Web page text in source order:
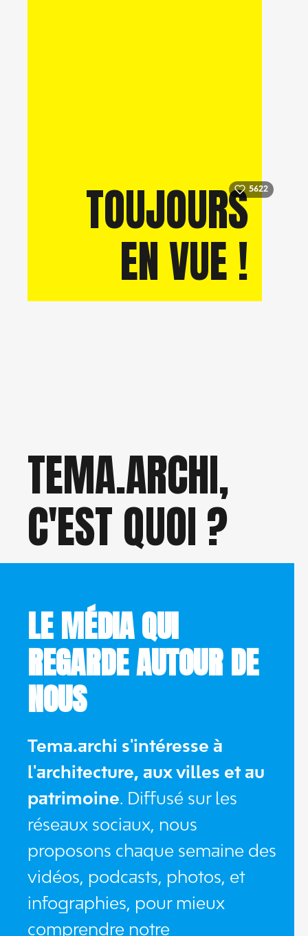
5622
TOUJOURS
EN VUE !
TEMA.ARCHI,
C'EST QUOI ?
LE MÉDIA QUI
REGARDE AUTOUR DE
NOUS
Tema.archi s'intéresse à
l'architecture, aux villes et au
patrimoine. Diffusé sur les
réseaux sociaux, nous
proposons chaque semaine des
vidéos, podcasts, photos, et
infographies, pour mieux
comprendre notre